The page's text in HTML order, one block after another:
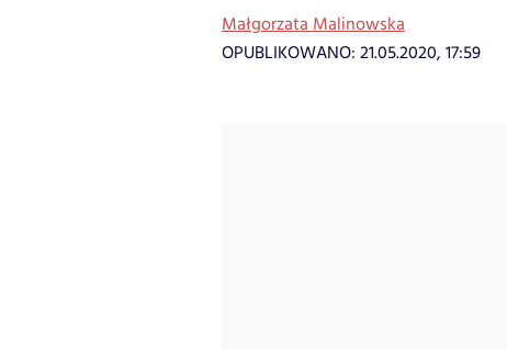
Małgorzata Malinowska
OPUBLIKOWANO: 21.05.2020, 17:59